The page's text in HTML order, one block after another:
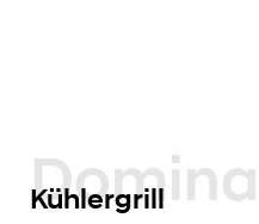
Dominanter
Kühlergrill